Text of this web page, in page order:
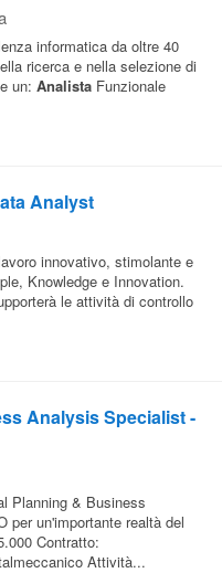
informatica da oltre 40
ricerca e nella selezione di
un: Analista Funzionale
Analyst
innovativo, stimolante e
Knowledge e Innovation.
le attività di controllo
Analysis Specialist -
Planning & Business
per un'importante realtà del
Contratto:
Attività...